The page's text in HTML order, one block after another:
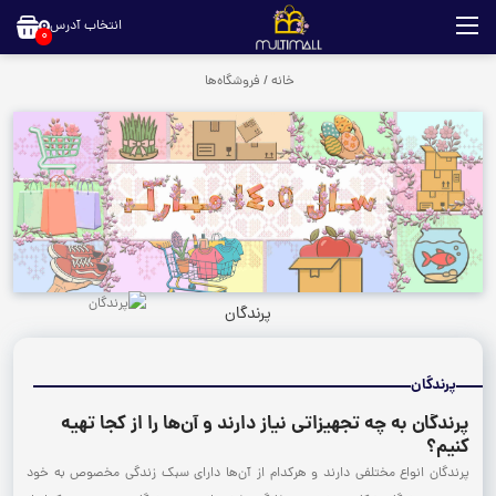
انتخاب آدرس0
خانه/ فروشگاه‌ها
پرندگان
پرندگان
پرندگان به چه تجهیزاتی نیاز دارند و آن‌ها را از کجا تهیه
کنیم؟
پرندگان انواع مختلفی دارند و هرکدام از آن‌ها دارای سبک زندگی مخصوص به خود